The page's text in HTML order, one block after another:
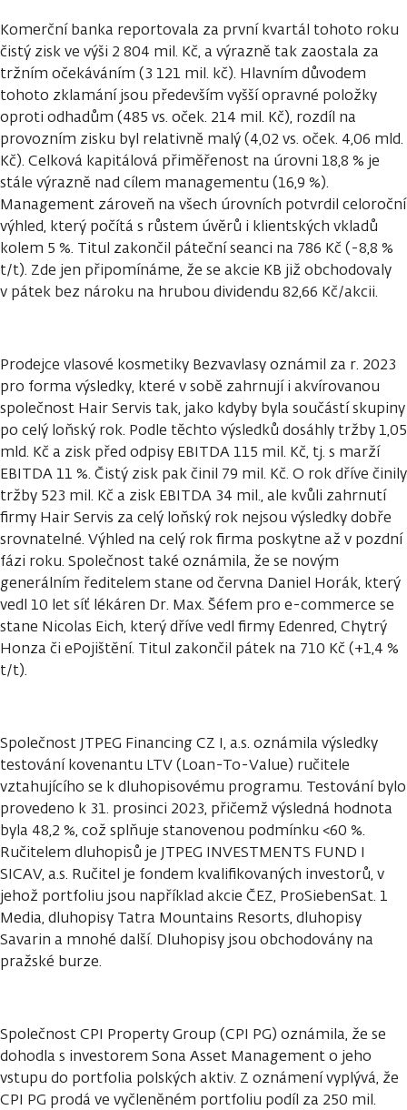
Komerční banka reportovala za první kvartál tohoto roku
čistý zisk ve výši 2 804 mil. Kč, a výrazně tak zaostala za
tržním očekáváním (3 121 mil. kč). Hlavním důvodem
tohoto zklamání jsou především vyšší opravné položky
oproti odhadům (485 vs. oček. 214 mil. Kč), rozdíl na
provozním zisku byl relativně malý (4,02 vs. oček. 4,06 mld.
Kč). Celková kapitálová přiměřenost na úrovni 18,8 % je
stále výrazně nad cílem managementu (16,9 %).
Management zároveň na všech úrovních potvrdil celoroční
výhled, který počítá s růstem úvěrů i klientských vkladů
kolem 5 %. Titul zakončil páteční seanci na 786 Kč (-8,8 %
t/t). Zde jen připomínáme, že se akcie KB již obchodovaly
v pátek bez nároku na hrubou dividendu 82,66 Kč/akcii.
Prodejce vlasové kosmetiky Bezvavlasy oznámil za r. 2023
pro forma výsledky, které v sobě zahrnují i akvírovanou
společnost Hair Servis tak, jako kdyby byla součástí skupiny
po celý loňský rok. Podle těchto výsledků dosáhly tržby 1,05
mld. Kč a zisk před odpisy EBITDA 115 mil. Kč, tj. s marží
EBITDA 11 %. Čistý zisk pak činil 79 mil. Kč. O rok dříve činily
tržby 523 mil. Kč a zisk EBITDA 34 mil., ale kvůli zahrnutí
firmy Hair Servis za celý loňský rok nejsou výsledky dobře
srovnatelné. Výhled na celý rok firma poskytne až v pozdní
fázi roku. Společnost také oznámila, že se novým
generálním ředitelem stane od června Daniel Horák, který
vedl 10 let síť lékáren Dr. Max. Šéfem pro e-commerce se
stane Nicolas Eich, který dříve vedl firmy Edenred, Chytrý
Honza či ePojištění. Titul zakončil pátek na 710 Kč (+1,4 %
t/t).
Společnost JTPEG Financing CZ I, a.s. oznámila výsledky
testování kovenantu LTV (Loan-To-Value) ručitele
vztahujícího se k dluhopisovému programu. Testování bylo
provedeno k 31. prosinci 2023, přičemž výsledná hodnota
byla 48,2 %, což splňuje stanovenou podmínku <60 %.
Ručitelem dluhopisů je JTPEG INVESTMENTS FUND I
SICAV, a.s. Ručitel je fondem kvalifikovaných investorů, v
jehož portfoliu jsou například akcie ČEZ, ProSiebenSat. 1
Media, dluhopisy Tatra Mountains Resorts, dluhopisy
Savarin a mnohé další. Dluhopisy jsou obchodovány na
pražské burze.
Společnost CPI Property Group (CPI PG) oznámila, že se
dohodla s investorem Sona Asset Management o jeho
vstupu do portfolia polských aktiv. Z oznámení vyplývá, že
CPI PG prodá ve vyčleněném portfoliu podíl za 250 mil.